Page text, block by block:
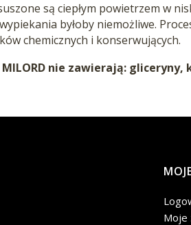
są ciepłym powietrzem w
byłoby niemożliwe.
chemicznych i konserwujących.
nie zawierają:
Moje